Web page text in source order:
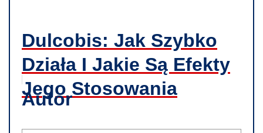
Dulcobis: Jak Szybko
Działa I Jakie Są Efekty
Jego Stosowania
Autor